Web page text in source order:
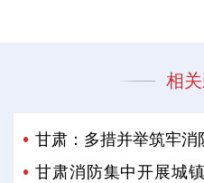
相
甘肃：多措并举筑牢消
甘肃消防集中开展城